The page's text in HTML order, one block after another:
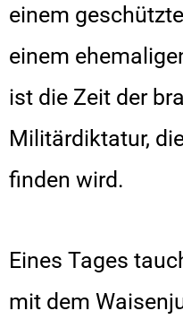
einem
einem
ist die Zeit der
Militärdiktatur,
finden wird.
Eines Tages
mit dem